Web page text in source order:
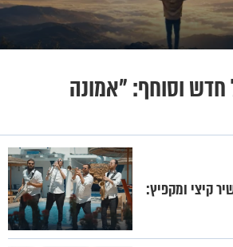
חדש וסוחף: "אמונה
קיצי ומקפיץ: